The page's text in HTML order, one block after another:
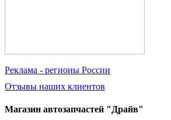
Реклама - регионы России
Отзывы наших клиентов
Магазин автозапчастей "Драйв"